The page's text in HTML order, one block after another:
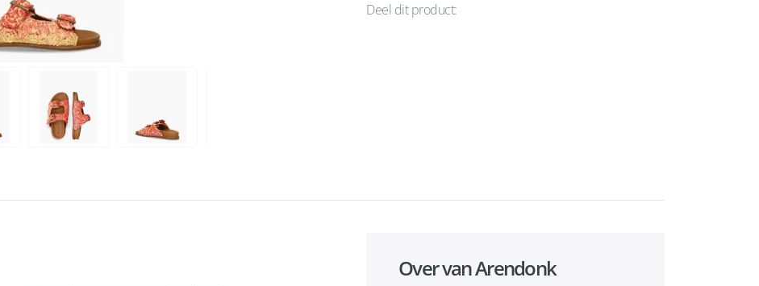
Deel dit product:
Over van Arendonk